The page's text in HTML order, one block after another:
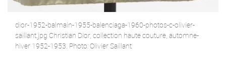
dior-1952-balmain-1955-balenciaga-1960-photos-c-olivier-
saillant.jpg Christian Dior, collection haute couture, automne-
hiver 1952-1953. Photo: Olivier Saillant